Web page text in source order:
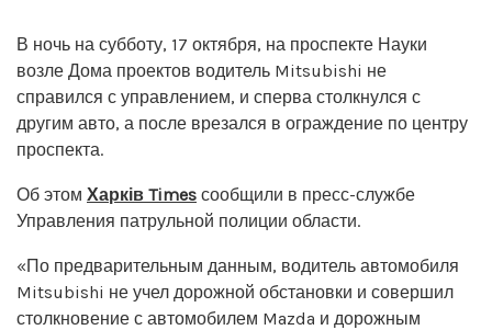
В ночь на субботу, 17 октября, на проспекте Науки
возле Дома проектов водитель Mitsubishi не
справился с управлением, и сперва столкнулся с
другим авто, а после врезался в ограждение по центру
проспекта.
Об этом Харків Times сообщили в пресс-службе
Управления патрульной полиции области.
«По предварительным данным, водитель автомобиля
Mitsubishi не учел дорожной обстановки и совершил
столкновение с автомобилем Mazda и дорожным